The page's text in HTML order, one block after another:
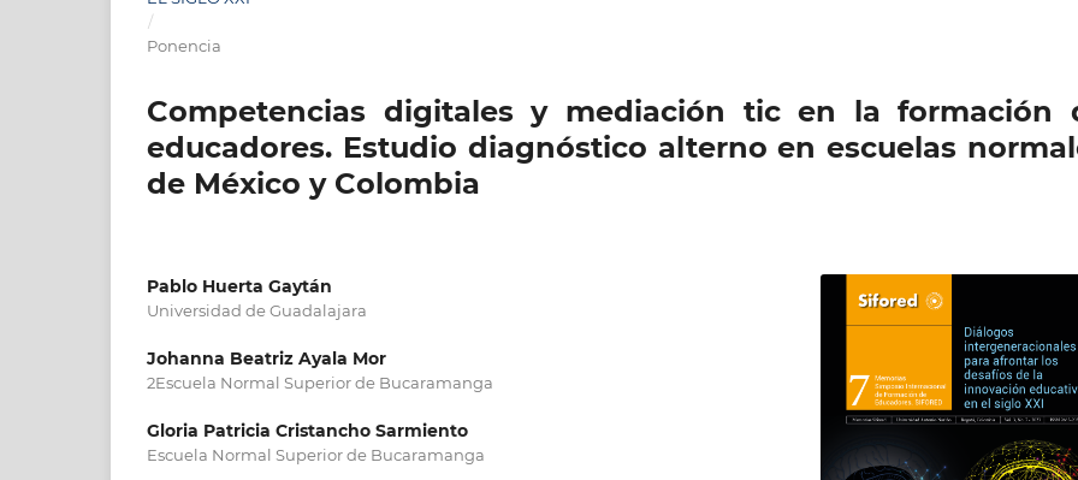
/
Ponencia
Competencias digitales y mediación tic en la formación
educadores. Estudio diagnóstico alterno en escuelas
de México y Colombia
Pablo Huerta Gaytán
Universidad de Guadalajara
Johanna Beatriz Ayala Mor
2Escuela Normal Superior de Bucaramanga
Gloria Patricia Cristancho Sarmiento
Escuela Normal Superior de Bucaramanga